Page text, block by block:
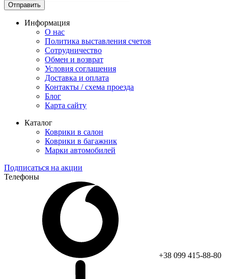
Отправить
Информация
О нас
Политика выставления счетов
Сотрудничество
Обмен и возврат
Условия соглашения
Доставка и оплата
Контакты / схема проезда
Блог
Карта сайту
Каталог
Коврики в салон
Коврики в багажник
Марки автомобилей
Подписаться на акции
Телефоны
+38 099 415-88-80